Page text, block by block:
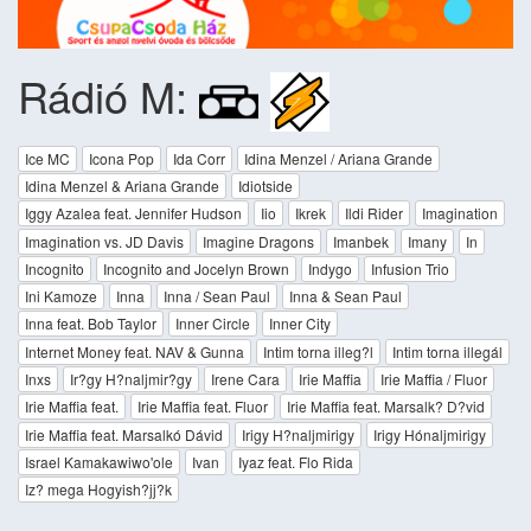
Rádió M:
Ice MC Icona Pop Ida Corr
Idina Menzel / Ariana Grande
Idina Menzel & Ariana Grande
Idiotside
Iggy Azalea feat. Jennifer Hudson
Iio Ikrek Ildi Rider
Imagination
Imagination vs. JD Davis
Imagine Dragons Imanbek Imany
In
Incognito
Incognito and Jocelyn Brown Indygo
Infusion Trio
Ini Kamoze
Inna Inna / Sean Paul
Inna & Sean Paul
Inna feat. Bob Taylor
Inner Circle
Inner City
Internet Money feat. NAV & Gunna
Intim torna illeg?l
Intim torna illegál
Inxs
Ir?gy H?naljmir?gy Irene Cara Irie Maffia
Irie Maffia / Fluor
Irie Maffia feat.
Irie Maffia feat. Fluor
Irie Maffia feat. Marsalk? D?vid
Irie Maffia feat. Marsalkó Dávid
Irigy H?naljmirigy
Irigy Hónaljmirigy
Israel Kamakawiwo'ole
Ivan
Iyaz feat. Flo Rida
Iz? mega Hogyish?jj?k